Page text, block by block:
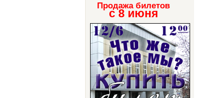
Продажа билетов
с 8 июня